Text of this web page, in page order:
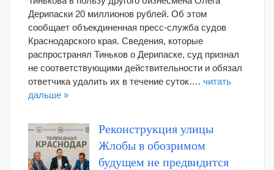
Дерипаски 20 миллионов рублей. Об этом
сообщает объекдиненная пресс-служба судов
Краснодарского края. Сведения, которые
распространял Тиньков о Дерипаске, суд признал
не соответствующими действительности и обязал
ответчика удалить их в течение суток…. читать
дальше »
Реконструкция улицы
Жлобы в обозримом
будущем не предвидится